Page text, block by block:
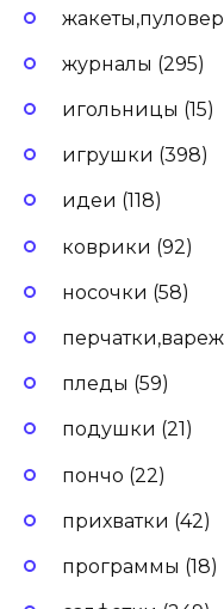
журналы (295)
игольницы (15)
игрушки (398)
идеи (118)
коврики (92)
носочки (58)
пледы (59)
подушки (21)
пончо (22)
прихватки (42)
программы (18)